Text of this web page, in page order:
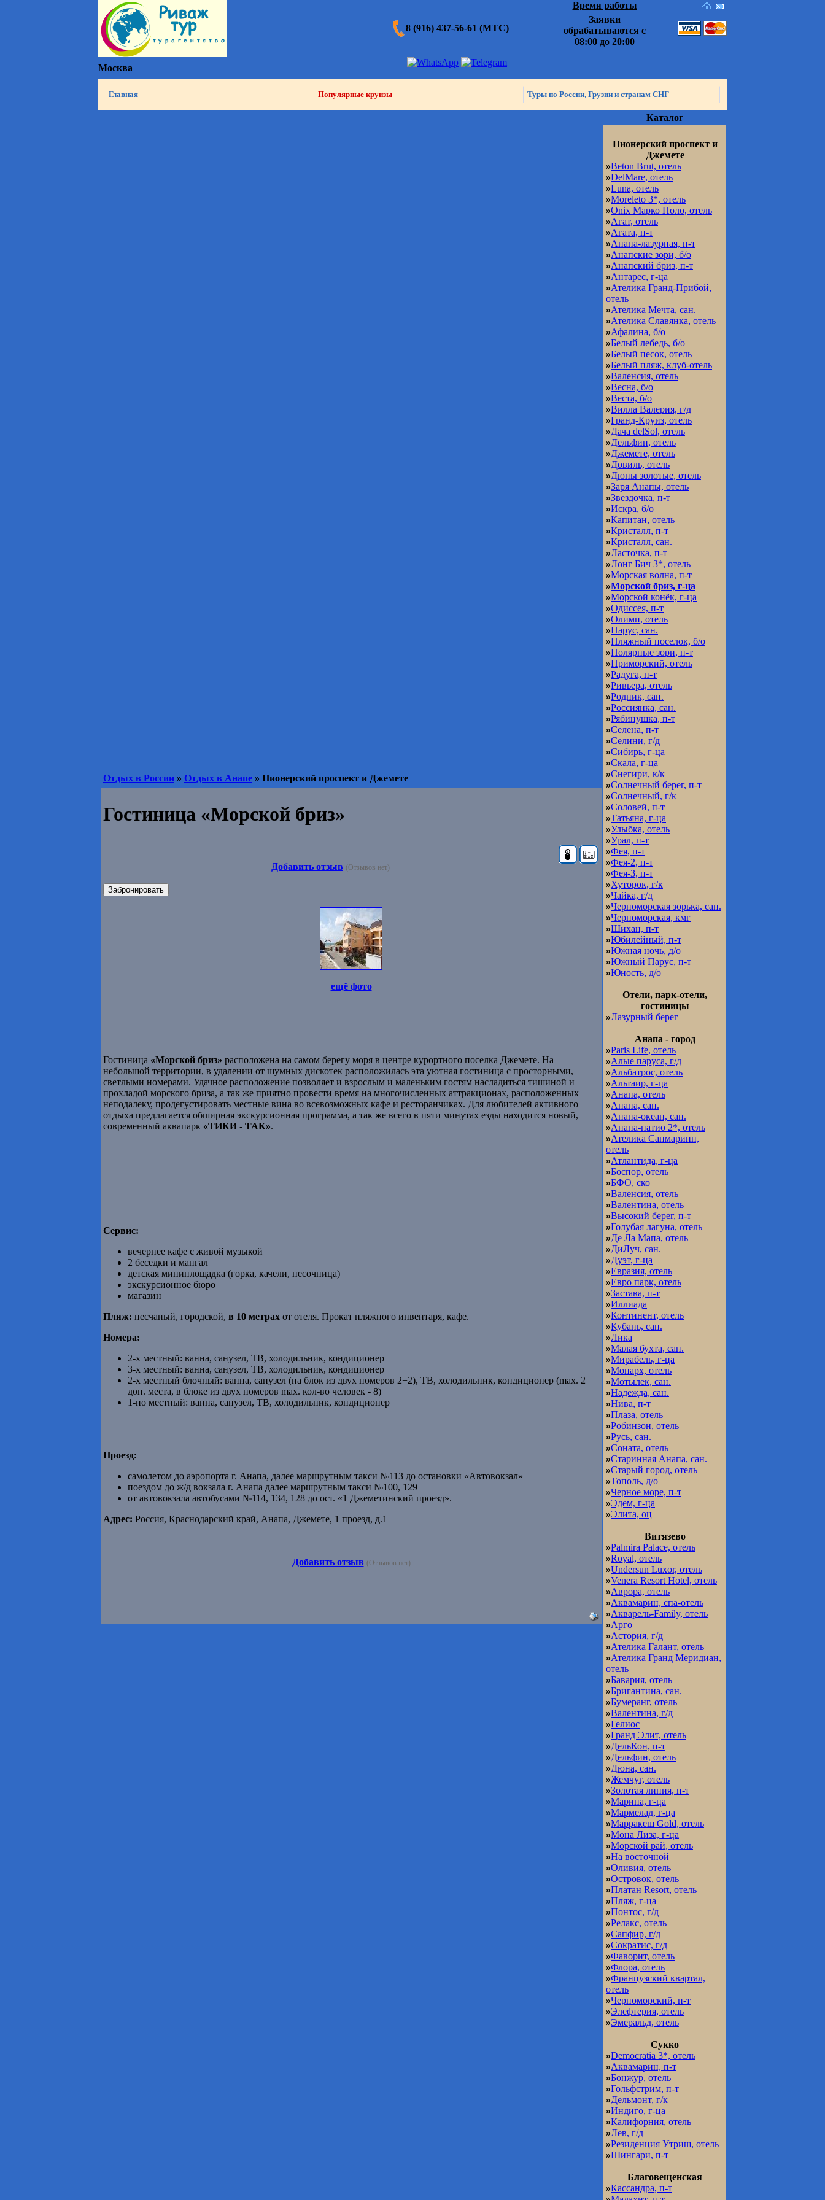
8 (916) 437-56-61 (МТС)
Время работы
Заявки
обрабатываются с
08:00 до 20:00
Москва
Главная Популярные круизы Туры по России, Грузии и странам СНГ
Отдых в России » Отдых в Анапе » Пионерский проспект и Джемете
Гостиница «Морской бриз»
Добавить отзыв (Отзывов нет)
Забронировать
ещё фото
Гостиница «Морской бриз» расположена на самом берегу моря в центре курортного поселка Джемете. На
небольшой территории, в удалении от шумных дискотек расположилась эта уютная гостиница с просторными,
светлыми номерами. Удачное расположение позволяет и взрослым и маленьким гостям насладиться тишиной и
прохладой морского бриза, а так же приятно провести время на многочисленных аттракционах, расположенных
неподалеку, продегустировать местные вина во всевозможных кафе и ресторанчиках. Для любителей активного
отдыха предлагается обширная экскурсионная программа, а так же всего в пяти минутах езды находится новый,
современный аквапарк «ТИКИ - ТАК».
Сервис:
вечернее кафе с живой музыкой
2 беседки и мангал
детская миниплощадка (горка, качели, песочница)
экскурсионное бюро
магазин
Пляж: песчаный, городской, в 10 метрах от отеля. Прокат пляжного инвентаря, кафе.
Номера:
2-х местный: ванна, санузел, TВ, холодильник, кондиционер
3-х местный: ванна, санузел, TВ, холодильник, кондиционер
2-х местный блочный: ванна, санузел (на блок из двух номеров 2+2), TВ, холодильник, кондиционер (max. 2
доп. места, в блоке из двух номеров max. кол-во человек - 8)
1-но местный: ванна, санузел, TВ, холодильник, кондиционер
Проезд:
самолетом до аэропорта г. Анапа, далее маршрутным такси №113 до остановки «Автовокзал»
поездом до ж/д вокзала г. Анапа далее маршрутным такси №100, 129
от автовокзала автобусами №114, 134, 128 до ост. «1 Джеметинский проезд».
Адрес: Россия, Краснодарский край, Анапа, Джемете, 1 проезд, д.1
Добавить отзыв (Отзывов нет)
Каталог
Пионерский проспект и
Джемете
»Beton Brut, отель
»DelMare, отель
»Luna, отель
»Moreleto 3*, отель
»Onix Марко Поло, отель
»Агат, отель
»Агата, п-т
»Анапа-лазурная, п-т
»Анапские зори, б/о
»Анапский бриз, п-т
»Антарес, г-ца
»Ателика Гранд-Прибой,
отель
»Ателика Мечта, сан.
»Ателика Славянка, отель
»Афалина, б/о
»Белый лебедь, б/о
»Белый песок, отель
»Белый пляж, клуб-отель
»Валенсия, отель
»Весна, б/о
»Веста, б/о
»Вилла Валерия, г/д
»Гранд-Круиз, отель
»Дача delSol, отель
»Дельфин, отель
»Джемете, отель
»Довиль, отель
»Дюны золотые, отель
»Заря Анапы, отель
»Звездочка, п-т
»Искра, б/о
»Капитан, отель
»Кристалл, п-т
»Кристалл, сан.
»Ласточка, п-т
»Лонг Бич 3*, отель
»Морская волна, п-т
»Морской бриз, г-ца
»Морской конёк, г-ца
»Одиссея, п-т
»Олимп, отель
»Парус, сан.
»Пляжный поселок, б/о
»Полярные зори, п-т
»Приморский, отель
»Радуга, п-т
»Ривьера, отель
»Родник, сан.
»Россиянка, сан.
»Рябинушка, п-т
»Селена, п-т
»Селини, г/д
»Сибирь, г-ца
»Скала, г-ца
»Снегири, к/к
»Солнечный берег, п-т
»Солнечный, г/к
»Соловей, п-т
»Татьяна, г-ца
»Улыбка, отель
»Урал, п-т
»Фея, п-т
»Фея-2, п-т
»Фея-3, п-т
»Хуторок, г/к
»Чайка, г/д
»Черноморская зорька, сан.
»Черноморская, кмг
»Шихан, п-т
»Юбилейный, п-т
»Южная ночь, д/о
»Южный Парус, п-т
»Юность, д/о
Отели, парк-отели,
гостиницы
»Лазурный берег
Анапа - город
»Paris Life, отель
»Алые паруса, г/д
»Альбатрос, отель
»Альтаир, г-ца
»Анапа, отель
»Анапа, сан.
»Анапа-океан, сан.
»Анапа-патио 2*, отель
»Ателика Санмаринн,
отель
»Атлантида, г-ца
»Боспор, отель
»БФО, ско
»Валенсия, отель
»Валентина, отель
»Высокий берег, п-т
»Голубая лагуна, отель
»Де Ла Мапа, отель
»ДиЛуч, сан.
»Дуэт, г-ца
»Евразия, отель
»Евро парк, отель
»Застава, п-т
»Иллиада
»Континент, отель
»Кубань, сан.
»Лика
»Малая бухта, сан.
»Мирабель, г-ца
»Монарх, отель
»Мотылек, сан.
»Надежда, сан.
»Нива, п-т
»Плаза, отель
»Робинзон, отель
»Русь, сан.
»Соната, отель
»Старинная Анапа, сан.
»Старый город, отель
»Тополь, д/о
»Черное море, п-т
»Эдем, г-ца
»Элита, оц
Витязево
»Palmira Palace, отель
»Royal, отель
»Undersun Luxor, отель
»Venera Resort Hotel, отель
»Аврора, отель
»Аквамарин, спа-отель
»Акварель-Family, отель
»Арго
»Астория, г/д
»Ателика Галант, отель
»Ателика Гранд Меридиан,
отель
»Бавария, отель
»Бригантина, сан.
»Бумеранг, отель
»Валентина, г/д
»Гелиос
»Гранд Элит, отель
»ДельКон, п-т
»Дельфин, отель
»Дюна, сан.
»Жемчуг, отель
»Золотая линия, п-т
»Марина, г-ца
»Мармелад, г-ца
»Марракеш Gold, отель
»Мона Лиза, г-ца
»Морской рай, отель
»На восточной
»Оливия, отель
»Островок, отель
»Платан Resort, отель
»Пляж, г-ца
»Понтос, г/д
»Релакс, отель
»Сапфир, г/д
»Сократис, г/д
»Фаворит, отель
»Флора, отель
»Французский квартал,
отель
»Черноморский, п-т
»Элефтерия, отель
»Эмеральд, отель
Сукко
»Democratia 3*, отель
»Аквамарин, п-т
»Бонжур, отель
»Гольфстрим, п-т
»Дельмонт, г/к
»Индиго, г-ца
»Калифорния, отель
»Лев, г/д
»Резиденция Утриш, отель
»Шингари, п-т
Благовещенская
»Кассандра, п-т